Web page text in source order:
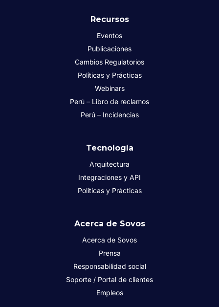
Recursos
Eventos
Publicaciones
Cambios Regulatorios
Políticas y Prácticas
Webinars
Perú – Libro de reclamos
Perú – Incidencias
Tecnología
Arquitectura
Integraciones y API
Políticas y Prácticas
Acerca de Sovos
Acerca de Sovos
Prensa
Responsabilidad social
Soporte / Portal de clientes
Empleos